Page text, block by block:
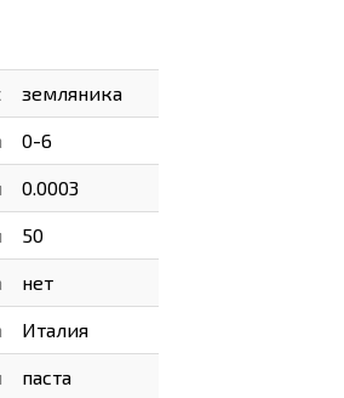
земляника
0-6
0.0003
50
нет
Италия
паста